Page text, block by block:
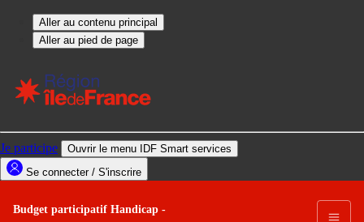
Budget participatif Handicap -